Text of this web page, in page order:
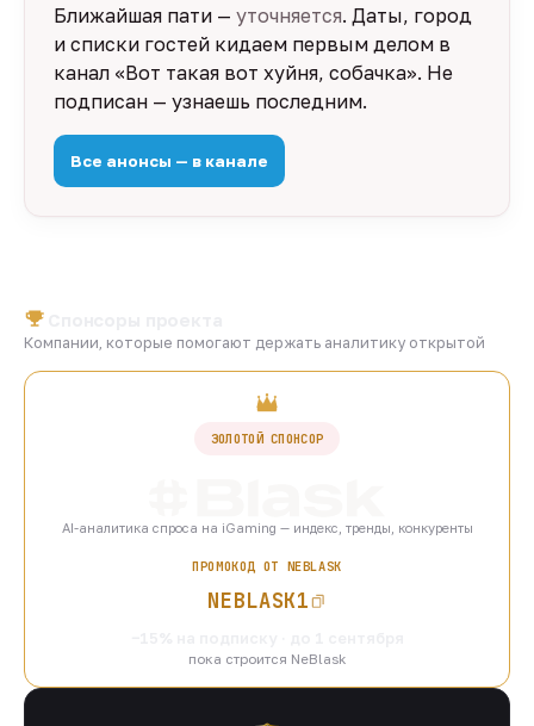
Ближайшая пати — уточняется. Даты, город
и списки гостей кидаем первым делом в
канал «Вот такая вот хуйня, собачка». Не
подписан — узнаешь последним.
Все анонсы — в канале
Компании, которые помогают держать аналитику открытой
ЗОЛОТОЙ СПОНСОР
AI-аналитика спроса на iGaming — индекс, тренды, конкуренты
ПРОМОКОД ОТ NEBLASK
NEBLASK1
пока строится NeBlask